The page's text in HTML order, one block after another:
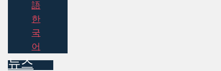
語
한
국
어
뉴스